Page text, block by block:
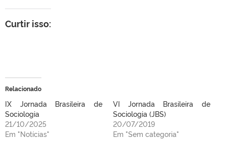
Curtir isso:
Relacionado
IX Jornada Brasileira de
Sociologia
21/10/2025
Em "Notícias"
VI Jornada Brasileira de
Sociologia (JBS)
20/07/2019
Em "Sem categoria"